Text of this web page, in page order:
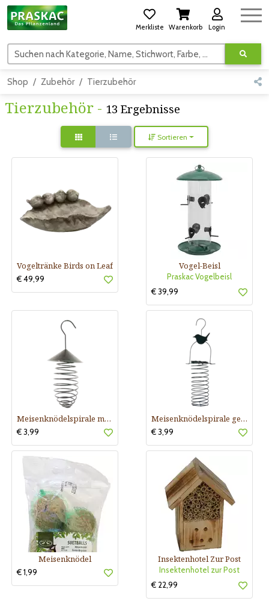
Merkliste Warenkorb Login
Suchen nach Kategorie, Name, Stichwort, Farbe, usw.
Shop Zubehör Tierzubehör
Tierzubehör - 13 Ergebnisse
Sortieren
Vogeltränke Birds on Leaf
€ 49,99
Vogel-Beisl
Praskac Vogelbeisl
€ 39,99
Meisenknödelspirale mit Dach
€ 3,99
Meisenknödelspirale gerade
€ 3,99
Meisenknödel
€ 1,99
Insektenhotel Zur Post
Insektenhotel zur Post
€ 22,99